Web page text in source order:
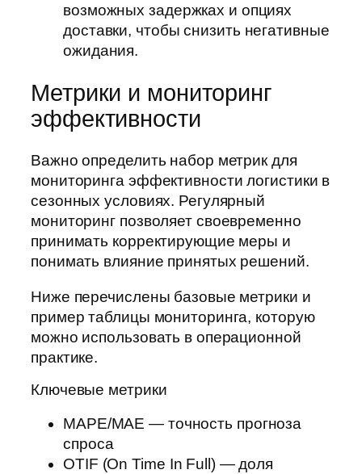
возможных задержках и опциях
доставки, чтобы снизить негативные
ожидания.
Метрики и мониторинг
эффективности
Важно определить набор метрик для
мониторинга эффективности логистики в
сезонных условиях. Регулярный
мониторинг позволяет своевременно
принимать корректирующие меры и
понимать влияние принятых решений.
Ниже перечислены базовые метрики и
пример таблицы мониторинга, которую
можно использовать в операционной
практике.
Ключевые метрики
MAPE/MAE — точность прогноза
спроса
OTIF (On Time In Full) — доля